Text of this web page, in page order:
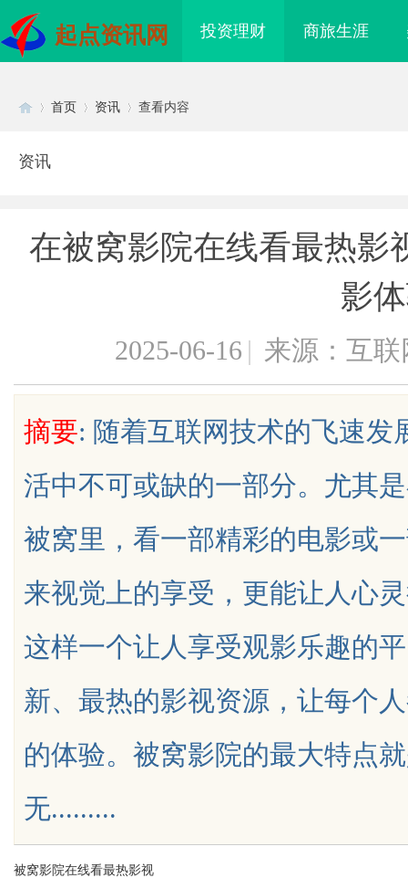
起点资讯网 投资理财 商旅生涯
uz
首页 资讯 查看内容
资讯
在被窝影院在线看最热影
影
2025-06-16 | 来源：互联
摘要: 随着互联网技术的飞速发
活中不可或缺的一部分。尤其
被窝里，看一部精彩的电影或
来视觉上的享受，更能让人心
这样一个让人享受观影乐趣的
新、最热的影视资源，让每个
的体验。被窝影院的最大特点
无.........
被窝影院在线看最热影视